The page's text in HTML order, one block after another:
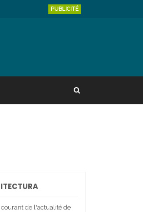
PUBLICITÉ
de l'actualité de